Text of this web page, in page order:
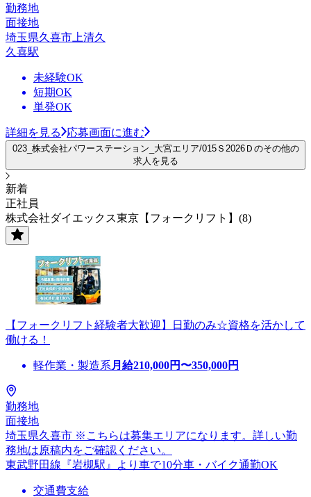
勤務地
面接地
埼玉県久喜市上清久
久喜駅
未経験OK
短期OK
単発OK
詳細を見る 応募画面に進む
023_株式会社パワーステーション_大宮エリア/015Ｓ2026Ｄのその他の
求人を見る
新着
正社員
株式会社ダイエックス東京【フォークリフト】(8)
【フォークリフト経験者大歓迎】日勤のみ☆資格を活かして
働ける！
軽作業・製造系 月給210,000円〜350,000円
勤務地
面接地
埼玉県久喜市 ※こちらは募集エリアになります。詳しい勤
務地は原稿内をご確認ください。
東武野田線『岩槻駅』より車で10分車・バイク通勤OK
交通費支給